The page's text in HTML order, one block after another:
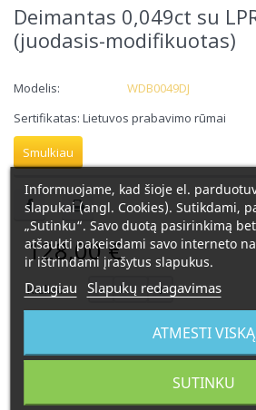
Deimantas 0,049ct su
(juodasis-modifikuotas)
Modelis:
WDB0049DJ
Sertifikatas: Lietuvos prabavimo rūmai
Smulkiau
128,00 €
Kiekis:
Užsakoma prekė. Pristatymo
Informuojame, kad šioje el.
slapukai (angl. Cookies). Sutikdami,
„Sutinku“. Savo duotą pasirinkimą
atšaukti pakeisdami savo interneto
ir ištrindami įrašytus slapukus.
Daugiau Slapukų redagavimas
ATMESTI VISKĄ
SUTINKU